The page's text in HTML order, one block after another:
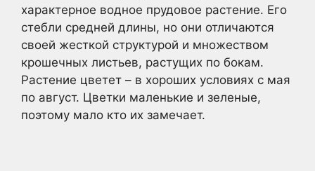
характерное водное прудовое растение. Его
стебли средней длины, но они отличаются
своей жесткой структурой и множеством
крошечных листьев, растущих по бокам.
Растение цветет – в хороших условиях с мая
по август. Цветки маленькие и зеленые,
поэтому мало кто их замечает.